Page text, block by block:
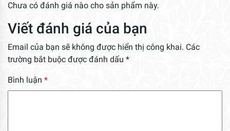
Chưa có đánh giá nào cho sản phẩm này.
Viết đánh giá của bạn
Email của bạn sẽ không được hiển thị công khai. Các
trường bắt buộc được đánh dấu *
Bình luận *